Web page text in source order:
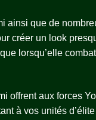
ainsi que de
créer un look
lorsqu’elle
offrent aux forces
à vos unités